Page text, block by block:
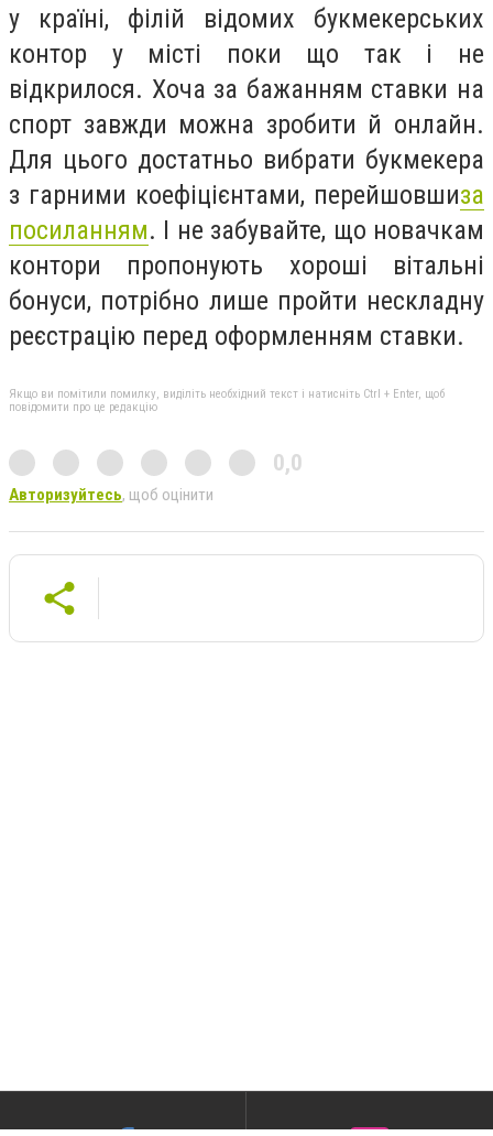
у країні, філій відомих букмекерських
контор у місті поки що так і не
відкрилося. Хоча за бажанням ставки на
спорт завжди можна зробити й онлайн.
Для цього достатньо вибрати букмекера
з гарними коефіцієнтами, перейшовшиза
посиланням. І не забувайте, що новачкам
контори пропонують хороші вітальні
бонуси, потрібно лише пройти нескладну
реєстрацію перед оформленням ставки.
Якщо ви помітили помилку, виділіть необхідний текст і натисніть Ctrl + Enter, щоб
повідомити про це редакцію
0,0
Авторизуйтесь, щоб оцінити